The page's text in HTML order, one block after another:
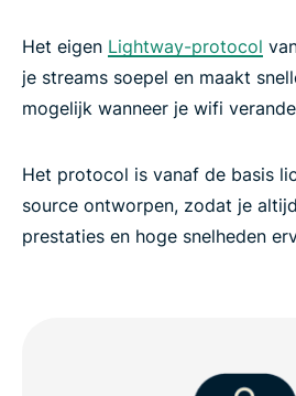
Het eigen Lightway-protocol
je streams soepel en maakt
mogelijk wanneer je wifi
Het protocol is vanaf de basis
source ontworpen, zodat je
prestaties en hoge snelheden